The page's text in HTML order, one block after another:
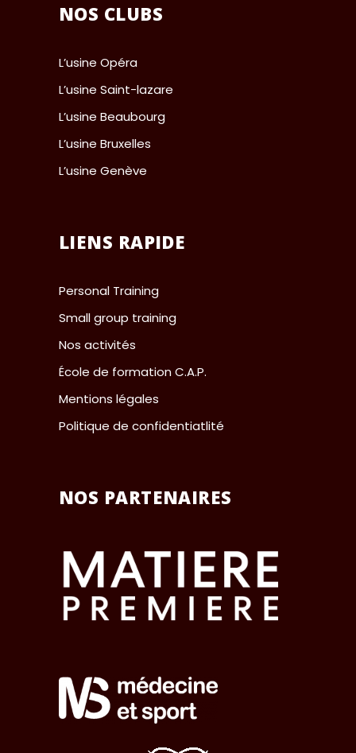
NOS CLUBS
L’usine Opéra
L’usine Saint-lazare
L’usine Beaubourg
L’usine Bruxelles
L’usine Genève
LIENS RAPIDE
Personal Training
Small group training
Nos activités
École de formation C.A.P.
Mentions légales
Politique de confidentiatlité
NOS PARTENAIRES